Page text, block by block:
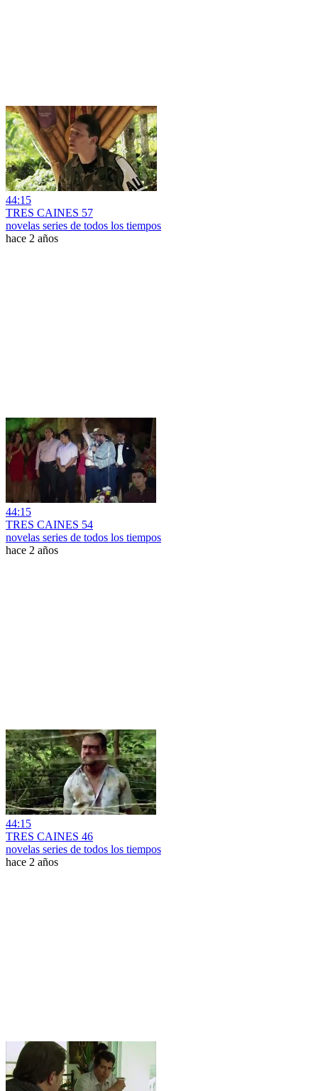
44:15
TRES CAINES 57
novelas series de todos los tiempos
hace 2 años
44:15
TRES CAINES 54
novelas series de todos los tiempos
hace 2 años
44:15
TRES CAINES 46
novelas series de todos los tiempos
hace 2 años